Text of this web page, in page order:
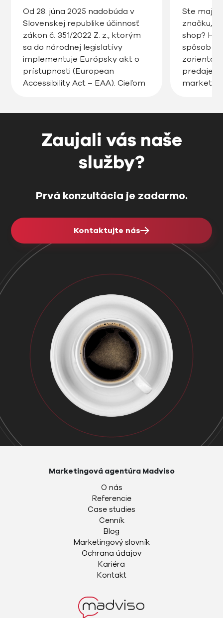
od roku 2025
Od 28. júna 2025 nadobúda v
Slovenskej republike účinnosť
zákon č. 351/2022 Z. z., ktorým
sa do národnej legislatívy
implementuje Európsky akt o
prístupnosti (European
Accessibility Act – EAA). Cieľom
webstránok, e-shopov či
mobilných aplikácií, boli
prístupné pre všetkých
používateľov, vrátane osôb so
Ste
značku,
shop?
spôsob
predaje,
Zaujali vás naše
služby?
Prvá konzultácia je zadarmo.
Kontaktujte nás
Marketingová agentúra Madviso
O nás
Referencie
Case studies
Cenník
Blog
Marketingový slovník
Ochrana údajov
Kariéra
Kontakt